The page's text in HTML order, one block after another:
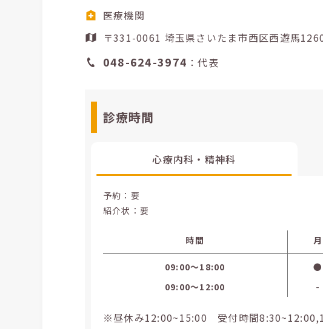
医療機関
〒331-0061 埼玉県さいたま市西区西遊馬
048-624-3974 ：代表
診療時間
心療内科・精神科
予約：要
紹介状：要
時間 月
09:00〜18:00 ●
09:00〜12:00
-
※昼休み12:00~15:00 受付時間